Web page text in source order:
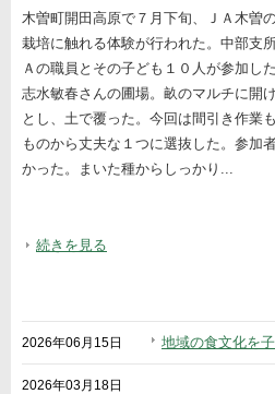
木曽町開田高原で７月下旬、ＪＡ木曽
栽培に触れる体験が行われた。中部支
Ａの職員とその子ども１０人が参加し
志水敏春さんの圃場。畝のマルチに開
とし、土で覆った。今回は間引き作業
ものから丈夫な１つに選抜した。参加
かった。まいた種からしっかり...
続きを見る
2026年06月15日 地域の食文化を
2026年03月18日